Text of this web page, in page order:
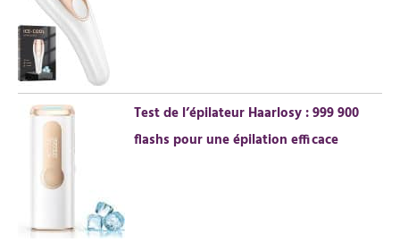
Test de l’épilateur Haarlosy : 999 900
flashs pour une épilation efficace